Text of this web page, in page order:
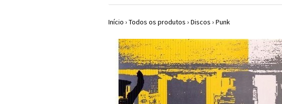
Início › Todos os produtos › Discos › Punk